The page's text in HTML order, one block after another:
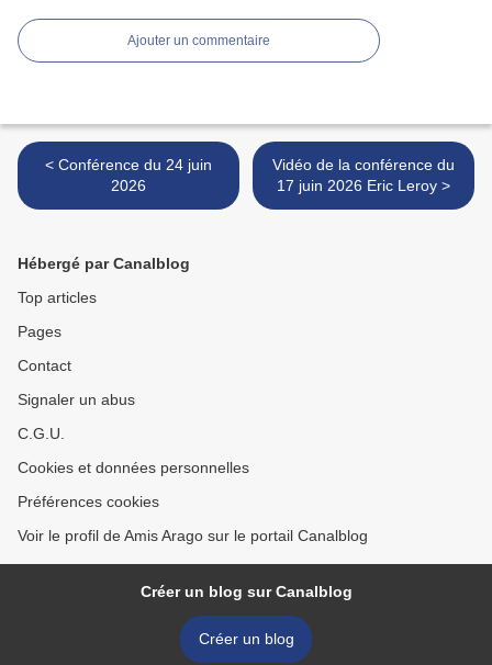
Ajouter un commentaire
< Conférence du 24 juin
2026
Vidéo de la conférence du
17 juin 2026 Eric Leroy >
Hébergé par Canalblog
Top articles
Pages
Contact
Signaler un abus
C.G.U.
Cookies et données personnelles
Préférences cookies
Voir le profil de Amis Arago sur le portail Canalblog
Créer un blog sur Canalblog
Créer un blog